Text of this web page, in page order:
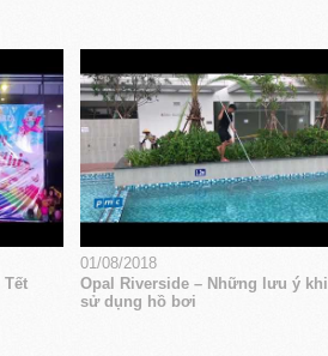
Tết
01/08/2018
Opal Riverside – Những lưu ý khi
sử dụng hồ bơi